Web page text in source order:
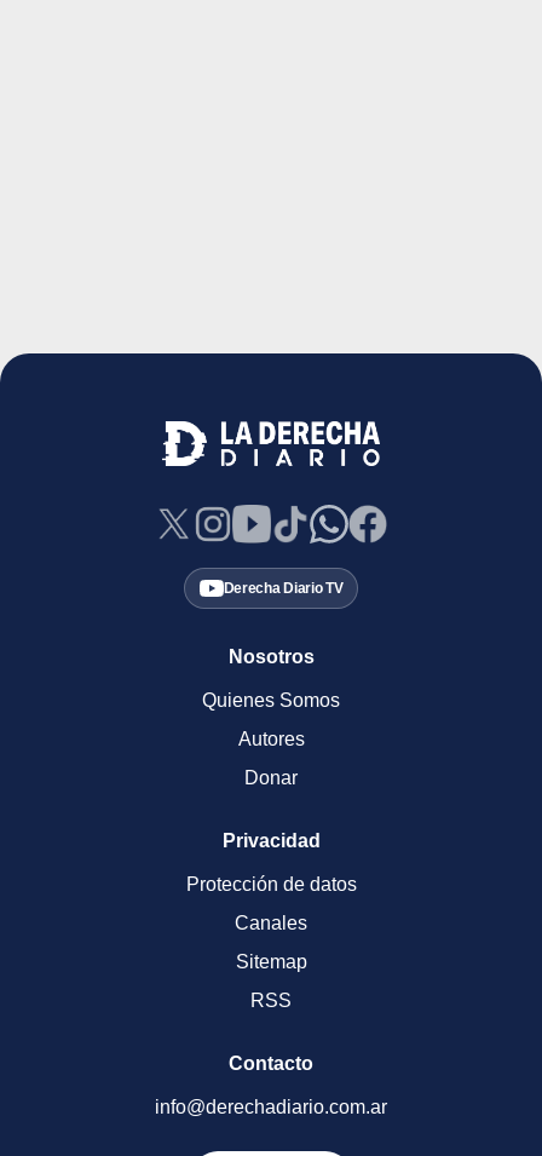
Derecha Diario TV
Nosotros
Quienes Somos
Autores
Donar
Privacidad
Protección de datos
Canales
Sitemap
RSS
Contacto
info@derechadiario.com.ar